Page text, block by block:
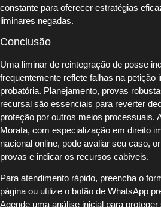
constante para oferecer estratégias
liminares negadas.
Conclusão
Uma liminar de reintegração de posse
frequentemente reflete falhas na petição
probatória. Planejamento, provas
recursal são essenciais para reverter
proteção por outros meios processuais.
Morata, com especialização em direito
nacional online, pode avaliar seu caso,
provas e indicar os recursos cabíveis.
Para atendimento rápido, preencha o
página ou utilize o botão de WhatsApp
Agende uma análise inicial para